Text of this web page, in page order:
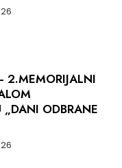
2.MEMORIJALNI
ODBRANE